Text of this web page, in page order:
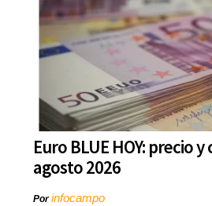
Euro BLUE HOY: precio
agosto 2026
Porinfocampo